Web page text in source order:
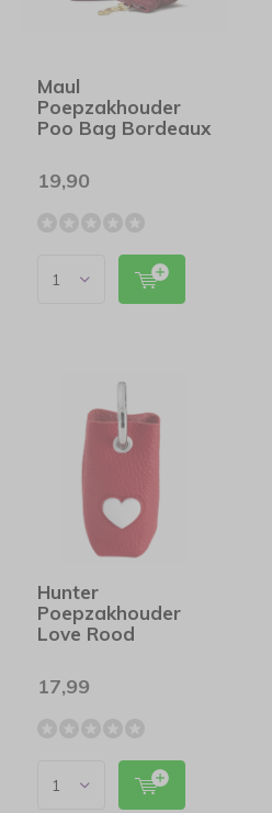
Maul
Poepzakhouder
Poo Bag Bordeaux
19,90
Hunter
Poepzakhouder
Love Rood
17,99